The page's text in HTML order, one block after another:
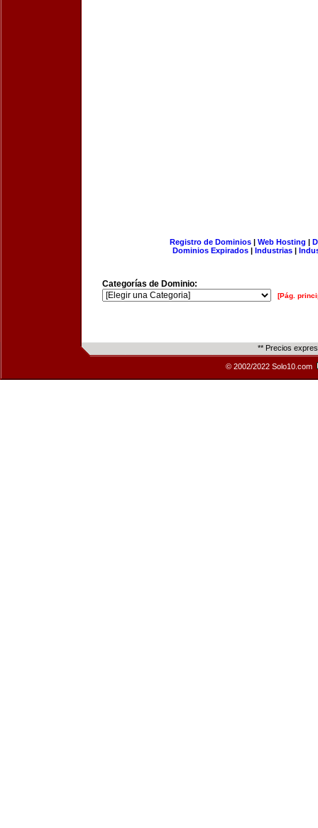
Registro de Dominios| Web Hosting |
Dominios Expirados | Industrias |
Categorías de Dominio:
[Pág.
** Precios
© 2002/2022 Solo10.com